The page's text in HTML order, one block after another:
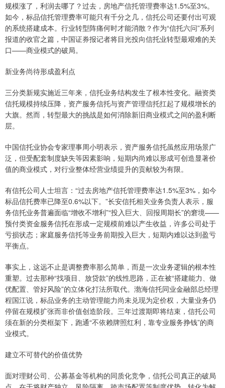
规模涨了，利润去哪了？过去，房地产信托管理费率达1.5%至3%。
如今，标品信托管理费率可能只有千分之几，信托公司还要付出可观
的系统搭建成本。行业转型阵痛何时才能消散？作为“信托六问”系列
报道的收官之篇，中国证券报记者将目光投向信托业转型最艰难的关
口——商业模式的破局。
新业务尚待形成盈利点
三分类新规实施近三年来，信托业务结构发生了根本性变化。融资类
信托规模持续压降，资产服务信托与资产管理信托扛起了规模增长的
大旗。然而，转型最大的挑战是如何消除新旧商业模式之间的盈利断
层。
中国信托业协会专家理事周小明表示，资产服务信托虽然应用场景广
泛，但受配套制度缺失等因素影响，短期内尚难以形成可创造显著价
值的商业模式，对行业整体经营业绩提升的贡献较为有限。
有信托公司人士坦言：“过去房地产信托管理费率达1.5%至3%，如今
标品信托费率已降至0.6%以下。”长安信托相关业务负责人表示，服
务信托业务普遍面临“增收不增利”“投入巨大、回报周期长”的窘境——
预付类资金服务信托在形成一定规模前难以产生收益，许多公司处于
亏损状态；家庭服务信托等业务前期投入巨大，短期内难以达到盈亏
平衡点。
事实上，这远不止是调整费率那么简单，而是一次业务逻辑的根本性
重塑。过去那种“找项目、放贷款”的线性思路，正在被“搭建能力、做
优配置、管好风险”的立体化打法所取代。渤海信托同业金融部总经理
程国江说，标品业务的主动管理能力尚未兑现为定价权，大量业务仍
停留在规模扩张而非价值创造阶段。三年过渡期即将结束，信托公司
须在新的分类框架下，跑通“不依赖牌照红利，靠专业服务挣钱”的商
业模式。
建立不可替代的价值优势
面对理财公司、公募基金等机构的同质化竞争，信托公司真正的破局